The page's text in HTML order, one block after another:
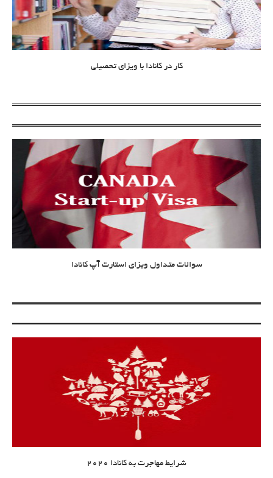
کار در کانادا با ویزای تحصیلی
سوالات متداول ویزای استارت آپ کانادا
شرایط مهاجرت به کانادا 2020